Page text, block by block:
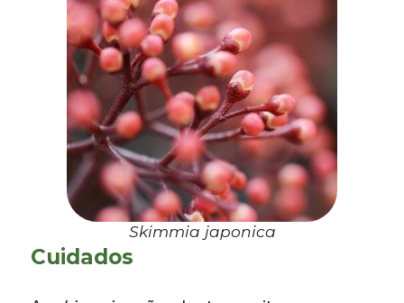
Skimmia japonica
Cuidados